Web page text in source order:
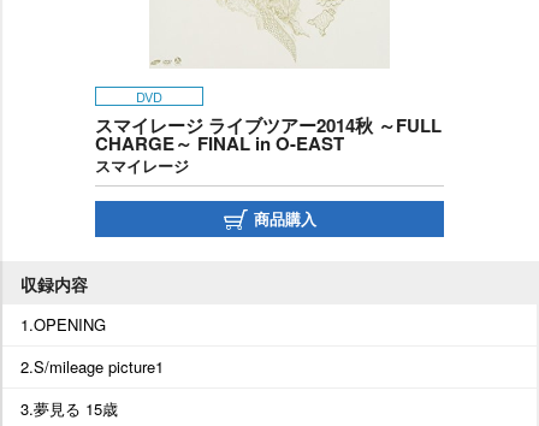
DVD
スマイレージ ライブツアー2014秋 ～FULL
CHARGE～ FINAL in O-EAST
スマイレージ
商品購入
収録内容
1.OPENING
2.S/mileage picture1
3.夢見る 15歳